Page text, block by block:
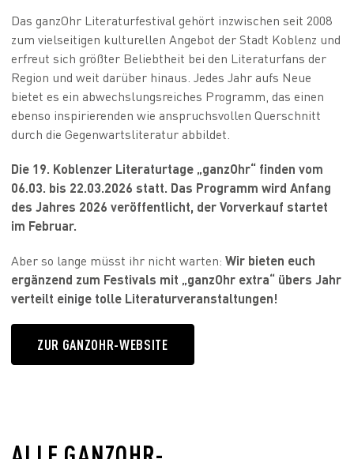
Das ganzOhr Literaturfestival gehört inzwischen seit 2008
zum vielseitigen kulturellen Angebot der Stadt Koblenz und
erfreut sich größter Beliebtheit bei den Literaturfans der
Region und weit darüber hinaus. Jedes Jahr aufs Neue
bietet es ein abwechslungsreiches Programm, das einen
ebenso inspirierenden wie anspruchsvollen Querschnitt
durch die Gegenwartsliteratur abbildet.
Die 19. Koblenzer Literaturtage „ganzOhr“ finden vom
06.03. bis 22.03.2026 statt. Das Programm wird Anfang
des Jahres 2026 veröffentlicht, der Vorverkauf startet
im Februar.
Aber so lange müsst ihr nicht warten: Wir bieten euch
ergänzend zum Festivals mit „ganzOhr extra“ übers Jahr
verteilt einige tolle Literaturveranstaltungen!
ZUR GANZOHR-WEBSITE